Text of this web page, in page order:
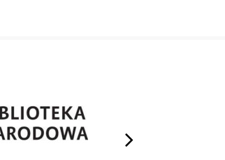
next